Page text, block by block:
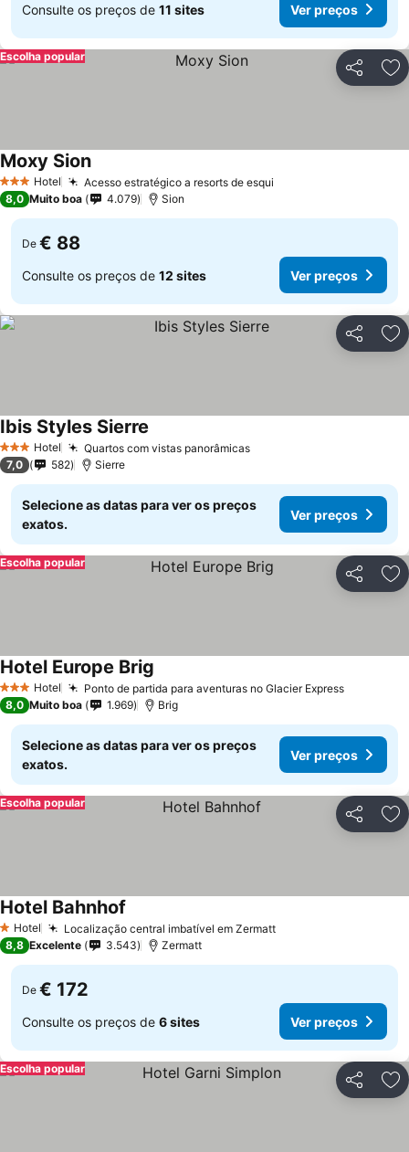
Consulte os preços de 11 sites Ver preços
Partilhar
Escolha popular
3 EstrelasHotel Acesso estratégico a resorts de esqui
Moxy Sion
8,0 Muito boa 4.079 Sion
De € 88
Consulte os preços de 12 sites Ver preços
Partilhar
3 EstrelasHotel Quartos com vistas panorâmicas
Ibis Styles Sierre
7,0 582 Sierre
Selecione as datas para ver os preços
exatos.
Ver preços
Partilhar
Escolha popular
3 EstrelasHotel Ponto de partida para aventuras no Glacier Express
Hotel Europe Brig
8,0 Muito boa 1.969 Brig
Selecione as datas para ver os preços
exatos.
Ver preços
Partilhar
Escolha popular
1 Estrelas
Hotel Localização central imbatível em Zermatt
Hotel Bahnhof
8,8 Excelente 3.543 Zermatt
De € 172
Consulte os preços de 6 sites Ver preços
Partilhar
Escolha popular